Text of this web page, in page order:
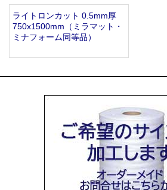
ライトロンカット 0.5mm厚
750x1500mm（ミラマット・
ミナフォーム同等品）